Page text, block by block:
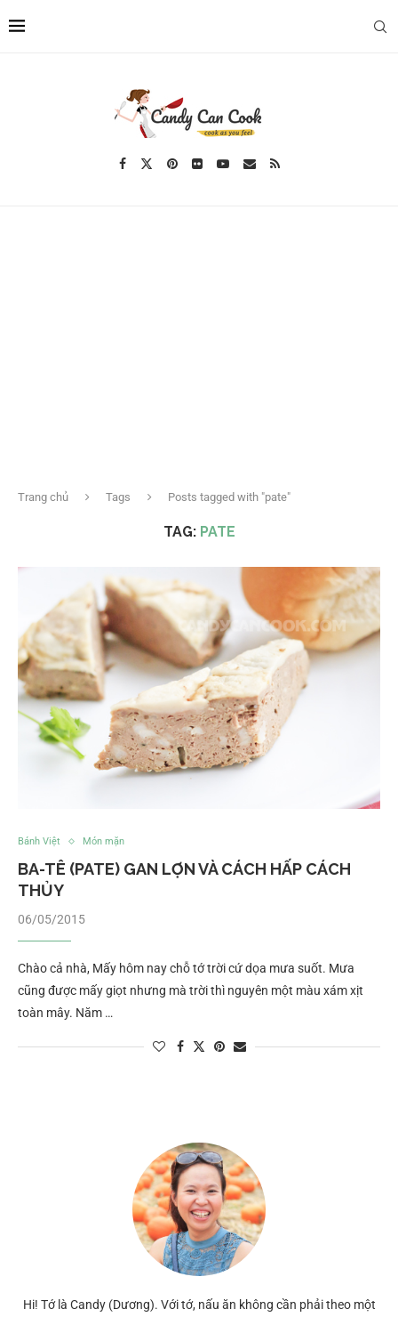
Trang chủ Tags Posts tagged with "pate"
TAG: PATE
Bánh Việt Món mặn
BA-TÊ (PATE) GAN LỢN VÀ CÁCH HẤP CÁCH
THỦY
06/05/2015
Chào cả nhà, Mấy hôm nay chỗ tớ trời cứ dọa mưa suốt. Mưa
cũng được mấy giọt nhưng mà trời thì nguyên một màu xám xịt
toàn mây. Năm …
Hi! Tớ là Candy (Dương). Với tớ, nấu ăn không cần phải theo một